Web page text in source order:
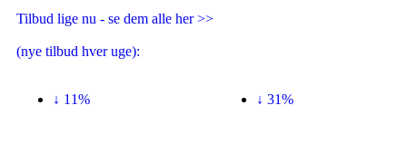
Tilbud lige nu - se dem alle her >>
(nye tilbud hver uge):
↓ 11% ↓ 31%